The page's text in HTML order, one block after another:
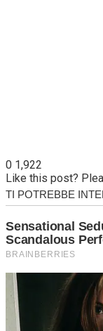
0 1,922
Like this post?